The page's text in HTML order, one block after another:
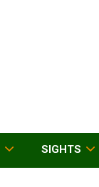
SIGHTS